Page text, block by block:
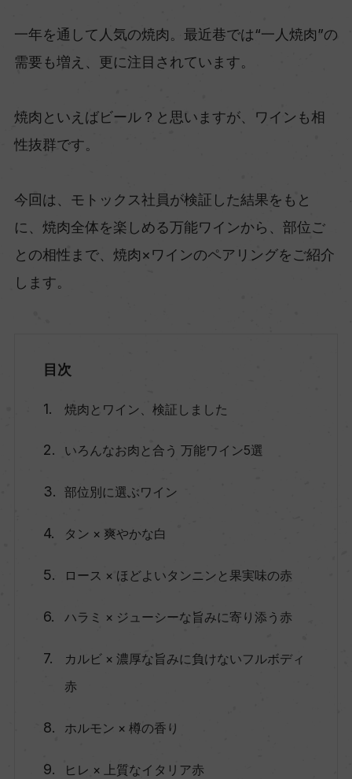
一年を通して人気の焼肉。最近巷では“一人焼肉”の
需要も増え、更に注目されています。
焼肉といえばビール？と思いますが、ワインも相
性抜群です。
今回は、モトックス社員が検証した結果をもと
に、焼肉全体を楽しめる万能ワインから、部位ご
との相性まで、焼肉×ワインのペアリングをご紹介
します。
目次
焼肉とワイン、検証しました
いろんなお肉と合う 万能ワイン5選
部位別に選ぶワイン
タン × 爽やかな白
ロース × ほどよいタンニンと果実味の赤
ハラミ × ジューシーな旨みに寄り添う赤
カルビ × 濃厚な旨みに負けないフルボディ
赤
ホルモン × 樽の香り
ヒレ × 上質なイタリア赤